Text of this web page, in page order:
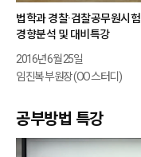
법학과 경찰·검찰공무원시험
경향분석 및 대비특강
2016년 6월 25일
임진복 부원장 (OO 스터디)
공부방법 특강